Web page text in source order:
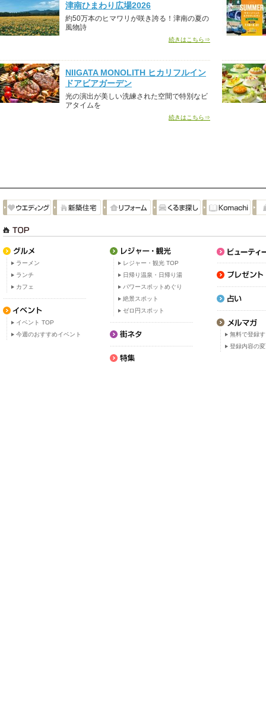
津南ひまわり広場2026
約50万本のヒマワリが咲き誇る！津南の夏の
風物詩
続きはこちら⇒
NIIGATA MONOLITH ヒカリフルイン
ドアビアガーデン
光の演出が美しい洗練された空間で特別なビ
アタイムを
続きはこちら⇒
ラーメン
ランチ
カフェ
イベント TOP
今週のおすすめイベント
レジャー・観光 TOP
日帰り温泉・日帰り湯
パワースポットめぐり
絶景スポット
ゼロ円スポット
無料で登録
登録内容の